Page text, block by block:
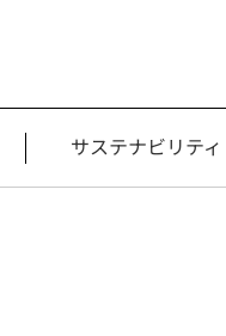
サステナビリティ